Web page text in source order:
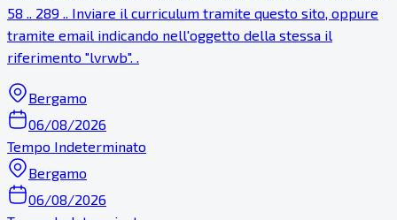
58 .. 289 .. Inviare il curriculum tramite questo sito, oppure
tramite email indicando nell'oggetto della stessa il
riferimento "lvrwb". .
Bergamo
06/08/2026
Tempo Indeterminato
Bergamo
06/08/2026